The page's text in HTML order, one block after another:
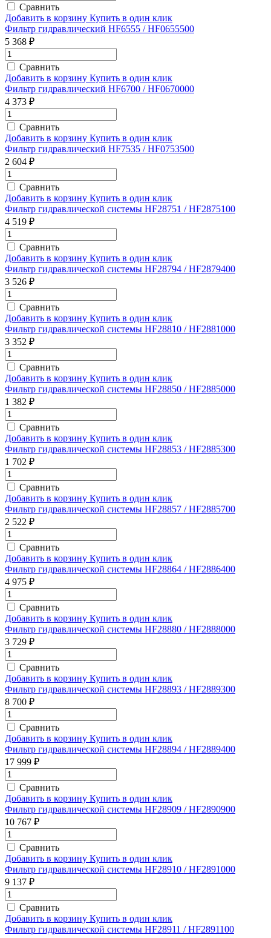
Сравнить
Добавить в корзину Купить в один клик
Фильтр гидравлический HF6555 / HF0655500
5 368 ₽
Сравнить
Добавить в корзину Купить в один клик
Фильтр гидравлический HF6700 / HF0670000
4 373 ₽
Сравнить
Добавить в корзину Купить в один клик
Фильтр гидравлический HF7535 / HF0753500
2 604 ₽
Сравнить
Добавить в корзину Купить в один клик
Фильтр гидравлической системы HF28751 / HF2875100
4 519 ₽
Сравнить
Добавить в корзину Купить в один клик
Фильтр гидравлической системы HF28794 / HF2879400
3 526 ₽
Сравнить
Добавить в корзину Купить в один клик
Фильтр гидравлической системы HF28810 / HF2881000
3 352 ₽
Сравнить
Добавить в корзину Купить в один клик
Фильтр гидравлической системы HF28850 / HF2885000
1 382 ₽
Сравнить
Добавить в корзину Купить в один клик
Фильтр гидравлической системы HF28853 / HF2885300
1 702 ₽
Сравнить
Добавить в корзину Купить в один клик
Фильтр гидравлической системы HF28857 / HF2885700
2 522 ₽
Сравнить
Добавить в корзину Купить в один клик
Фильтр гидравлической системы HF28864 / HF2886400
4 975 ₽
Сравнить
Добавить в корзину Купить в один клик
Фильтр гидравлической системы HF28880 / HF2888000
3 729 ₽
Сравнить
Добавить в корзину Купить в один клик
Фильтр гидравлической системы HF28893 / HF2889300
8 700 ₽
Сравнить
Добавить в корзину Купить в один клик
Фильтр гидравлической системы HF28894 / HF2889400
17 999 ₽
Сравнить
Добавить в корзину Купить в один клик
Фильтр гидравлической системы HF28909 / HF2890900
10 767 ₽
Сравнить
Добавить в корзину Купить в один клик
Фильтр гидравлической системы HF28910 / HF2891000
9 137 ₽
Сравнить
Добавить в корзину Купить в один клик
Фильтр гидравлической системы HF28911 / HF2891100